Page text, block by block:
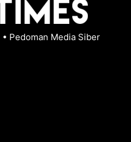
• Pedoman Media Siber